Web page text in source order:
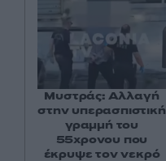
Μυστράς: Αλλαγή
στην υπερασπιστική
γραμμή του
55χρονου που
έκρυψε τον νεκρό